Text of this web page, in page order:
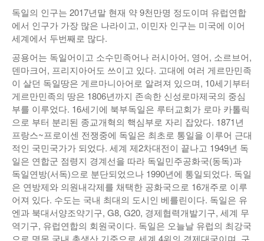
독일의 인구는 2017년말 현재 약 9천만명 정도이며 유럽연합
에서 인구가 가장 많은 나라이고, 이민자 인구는 미국에 이어
세계에서 두번째로 많다.
공용어는 독일어이고 소수민족어나 러시아어, 영어, 소르브어,
덴마크어, 프리지아어도 쓰이고 있다. 고대에 여러 게르만민족
이 살던 독일땅은 게르마니아어로 알려져 있으며, 10세기부터
게르만민족의 땅은 1806년까지 존속한 신성로마제국의 중심
부를 이루었다. 16세기에 북부독일은 루터교회가 로마 카톨릭
으로 부터 분리된 종교개혁의 핵심부로 자리 잡았다. 1871년
프랑스~프로이센 전쟁중에 독일은 최초로 통일을 이루어 근대
적인 국민국가가 되었다. 세계 제2차대전이 끝나고 1949년 독
일은 연합군 점령지 경계선을 따라 독일민주공화국(동독)과
독일연방(서독)으로 분단되었으나 1990년에 통일되었다. 독일
은 연방제와 의원내각제를 채택한 공화국으로 16개주로 이루
어져 있다. 수도는 국내 최대의 도시인 베를린이다. 독일은 유
엔과 북대서양조약기구, G8, G20, 경제협력개발기구, 세계 무
역기구, 유럽연합의 회원국이다. 독일은 오늘날 유럽의 최강국
으로 명목 국내 총생산 기준으로 세계 4위의 경제대국이며, 구